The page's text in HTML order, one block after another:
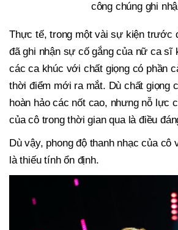
công chúng ghi
Thực tế, trong một vài sự kiện trước
đã ghi nhận sự cố gắng của nữ ca sĩ
các ca khúc với chất giọng có phần
thời điểm mới ra mắt. Dù chất giọng
hoàn hảo các nốt cao, nhưng nỗ lực
của cô trong thời gian qua là điều
Dù vậy, phong độ thanh nhạc của cô
là thiếu tính ổn định.